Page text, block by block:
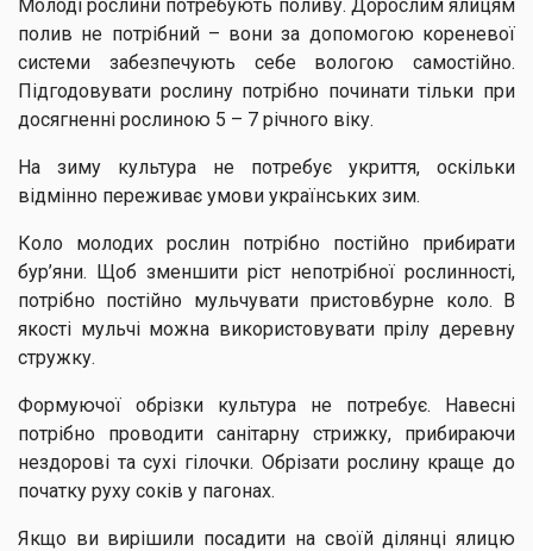
Молоді рослини потребують поливу. Дорослим ялицям
полив не потрібний – вони за допомогою кореневої
системи забезпечують себе вологою самостійно.
Підгодовувати рослину потрібно починати тільки при
досягненні рослиною 5 – 7 річного віку.
На зиму культура не потребує укриття, оскільки
відмінно переживає умови українських зим.
Коло молодих рослин потрібно постійно прибирати
бур’яни. Щоб зменшити ріст непотрібної рослинності,
потрібно постійно мульчувати пристовбурне коло. В
якості мульчі можна використовувати прілу деревну
стружку.
Формуючої обрізки культура не потребує. Навесні
потрібно проводити санітарну стрижку, прибираючи
нездорові та сухі гілочки. Обрізати рослину краще до
початку руху соків у пагонах.
Якщо ви вирішили посадити на своїй ділянці ялицю